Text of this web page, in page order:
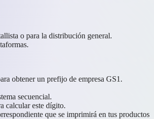
o para la distribución general.
obtener un prefijo de empresa GS1.
secuencial.
calcular este dígito.
que se imprimirá en tus productos